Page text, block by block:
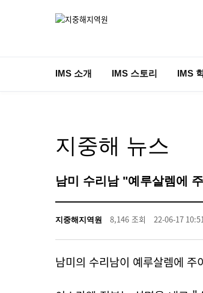
IMS 소개 IMS 스토리 IMS
지중해 뉴스
남미 수리남 "예루살렘에
지중해지역원 8,146 조회 22-06-17
남미의 수리남이 예루살렘에